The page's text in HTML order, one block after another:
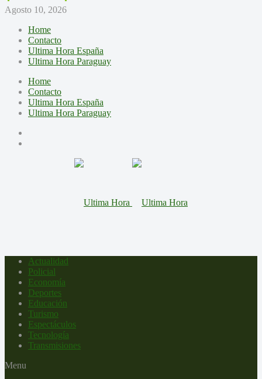
Agosto 10, 2026
Home
Contacto
Ultima Hora España
Ultima Hora Paraguay
Home
Contacto
Ultima Hora España
Ultima Hora Paraguay
Actualidad
Policial
Economía
Deportes
Educación
Turismo
Espectáculos
Tecnología
Transmisiones
Menu